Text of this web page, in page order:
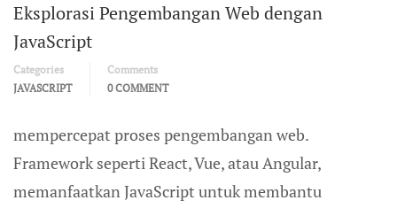
Eksplorasi Pengembangan Web dengan
JavaScript
Categories
JAVASCRIPT
Comments
0 COMMENT
mempercepat proses pengembangan web.
Framework seperti React, Vue, atau Angular,
memanfaatkan JavaScript untuk membantu